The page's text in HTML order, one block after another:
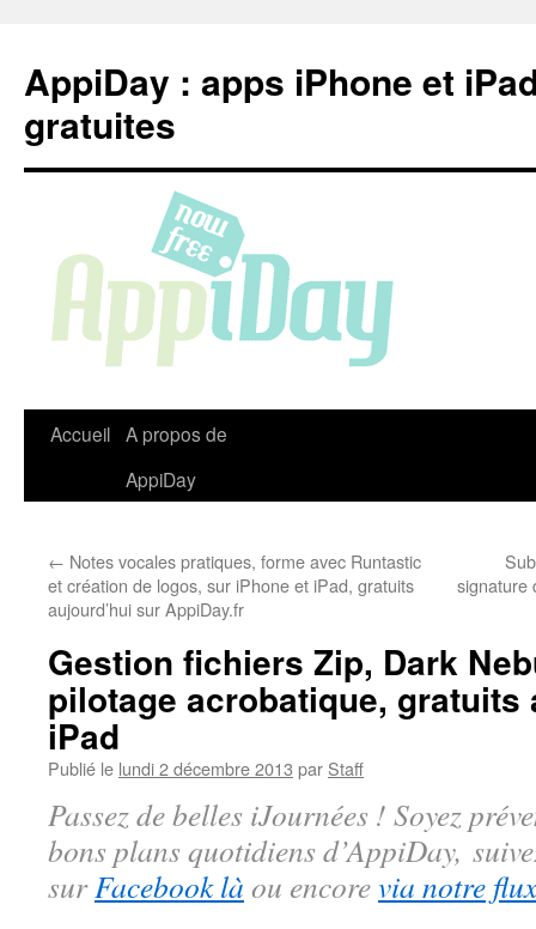
contenu
AppiDay : apps iPhone et
gratuites
Accueil A propos de
AppiDay
← Notes vocales pratiques, forme avec Runtastic
et création de logos, sur iPhone et iPad, gratuits
aujourd’hui sur AppiDay.fr
signature
Gestion fichiers Zip, Dark
pilotage acrobatique, gratuits
iPad
Publié le lundi 2 décembre 2013 par Staff
Passez de belles iJournées ! Soyez
bons plans quotidiens d’AppiDay,
surFacebook là ou encorevia notre